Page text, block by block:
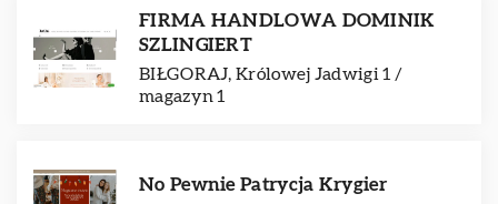
FIRMA HANDLOWA DOMINIK
SZLINGIERT
BIŁGORAJ, Królowej Jadwigi 1 /
magazyn 1
No Pewnie Patrycja Krygier